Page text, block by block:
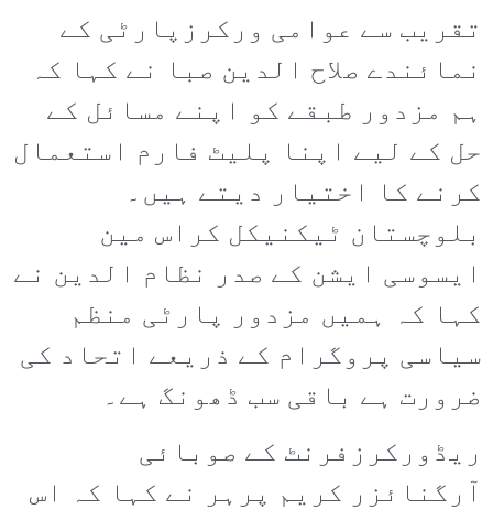
تقریب سے عوامی ورکرزپارٹی کے
نمائندے صلاح الدین صبا نے کہا کہ
ہم مزدور طبقے کو اپنے مسائل کے
حل کے لیے اپنا پلیٹ فارم استعمال
کرنے کا اختیار دیتے ہیں۔
بلوچستان ٹیکنیکل کراس مین
ایسوسی ایشن کے صدر نظام الدین نے
کہا کہ ہمیں مزدور پارٹی منظم
سیاسی پروگرام کے ذریعے اتحاد کی
ضرورت ہے باقی سب ڈھونگ ہے۔
ریڈورکرزفرنٹ کے صوبائی
آرگنائزر کریم پرہر نے کہا کہ اس